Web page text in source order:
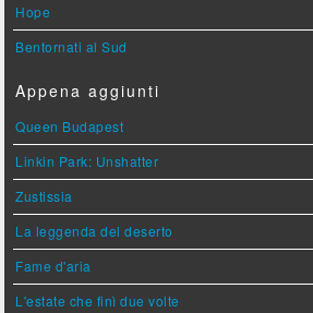
Hope
Bentornati al Sud
Appena aggiunti
Queen Budapest
Linkin Park: Unshatter
Zustissia
La leggenda del deserto
Fame d'aria
L'estate che finì due volte